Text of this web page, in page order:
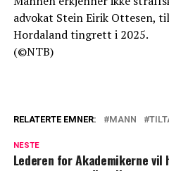
advokat Stein Eirik Ottesen,
Hordaland tingrett i 2025.
(©NTB)
RELATERTE EMNER: MANN
NESTE
Lederen for Akademikerne vil